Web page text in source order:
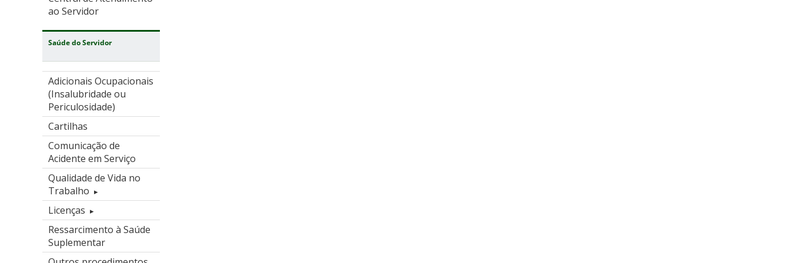
ao Servidor
Saúde do Servidor
Adicionais Ocupacionais
(Insalubridade ou
Periculosidade)
Cartilhas
Comunicação de
Acidente em Serviço
Qualidade de Vida no
Trabalho
Licenças
Ressarcimento à Saúde
Suplementar